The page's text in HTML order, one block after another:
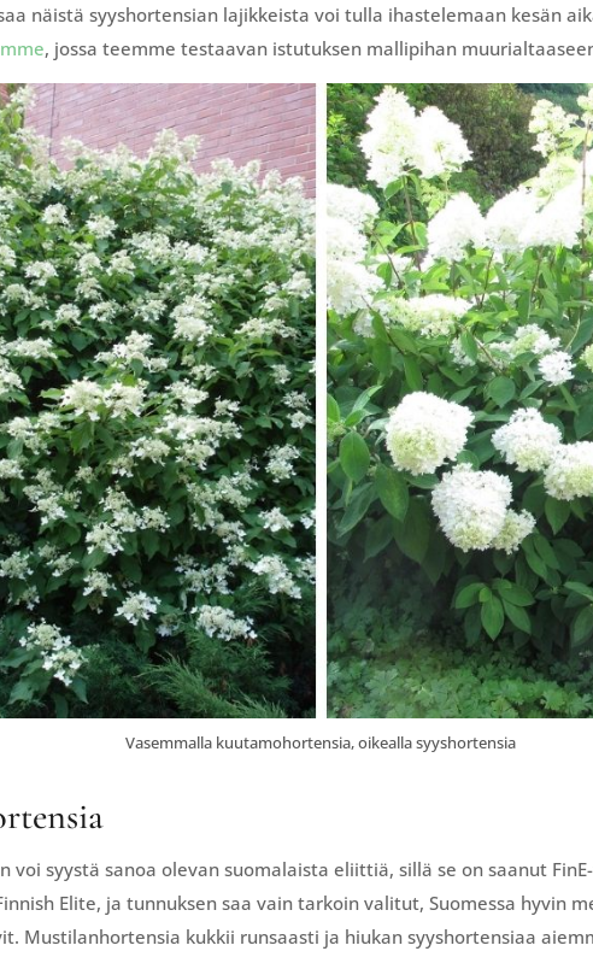
näistä syyshortensian lajikkeista voi tulla ihastelemaan kesän
, jossa teemme testaavan istutuksen mallipihan
Vasemmalla kuutamohortensia, oikealla syyshortensia
voi syystä sanoa olevan suomalaista eliittiä, sillä se on saanut
Elite, ja tunnuksen saa vain tarkoin valitut, Suomessa hyvin
Mustilanhortensia kukkii runsaasti ja hiukan syyshortensiaa